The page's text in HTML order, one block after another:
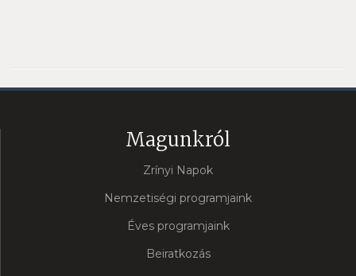
Magunkról
Zrínyi Napok
Nemzetiségi programjaink
Éves programjaink
Beiratkozás